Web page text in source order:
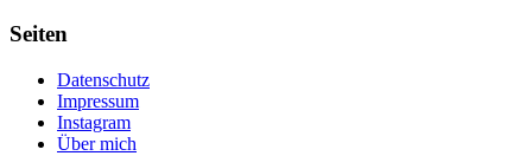
Seiten
Datenschutz
Impressum
Instagram
Über mich